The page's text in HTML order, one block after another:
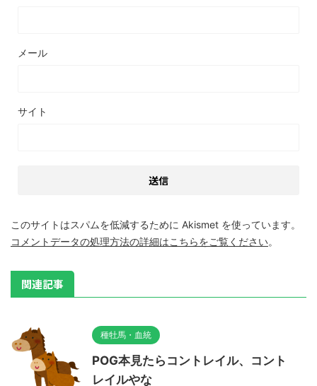
メール
サイト
このサイトはスパムを低減するために Akismet を使っています。
コメントデータの処理方法の詳細はこちらをご覧ください。
関連記事
種牡馬・血統
POG本見たらコントレイル、コント
レイルやな